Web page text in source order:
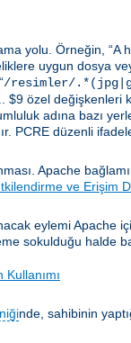
yolu. Örneğin, “A
uygun dosya
/resimler/
özel değişkenleri
adına bazı
PCRE düzenli
Apache
ve Erişim
eylemi Apache
sokulduğu halde
nde, sahibinin